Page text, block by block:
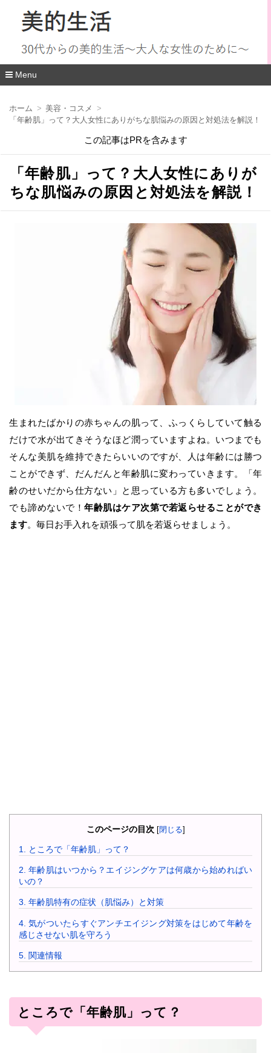
Menu
移
ホーム
美容・コスメ
「年齢肌」って？大人女性にありがちな肌悩みの原因と対処法を解説！
この記事はPRを含みます
「年齢肌」って？大人女性にありが
ちな肌悩みの原因と対処法を解説！
生まれたばかりの赤ちゃんの肌って、ふっくらしていて触る
だけで水が出てきそうなほど潤っていますよね。いつまでも
そんな美肌を維持できたらいいのですが、人は年齢には勝つ
ことができず、だんだんと年齢肌に変わっていきます。「年
齢のせいだから仕方ない」と思っている方も多いでしょう。
でも諦めないで！ 年齢肌はケア次第で若返らせることができ
ます。毎日お手入れを頑張って肌を若返らせましょう。
このページの目次 [閉じる]
1. ところで「年齢肌」って？
2. 年齢肌はいつから？エイジングケアは何歳から始めればい
いの？
3. 年齢肌特有の症状（肌悩み）と対策
4. 気がついたらすぐアンチエイジング対策をはじめて年齢を
感じさせない肌を守ろう
5. 関連情報
ところで「年齢肌」って？